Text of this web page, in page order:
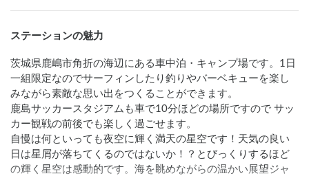
ステーションの魅力
茨城県鹿嶋市角折の海辺にある車中泊・キャンプ場です。1日
一組限定なのでサーフィンしたり釣りやバーベキューを楽し
みながら素敵な思い出をつくることができます。
鹿島サッカースタジアムも車で10分ほどの場所ですので サッ
カー観戦の前後でも楽しく過ごせます。
自慢は何といっても夜空に輝く満天の星空です！天気の良い
日は星屑が落ちてくるのではないか！？とびっくりするほど
の輝く星空は感動的です。海を眺めながらの温かい展望ジャ